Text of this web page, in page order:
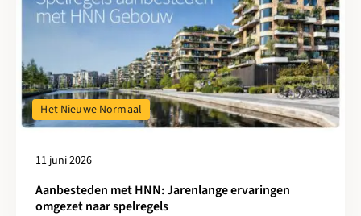
11 juni 2026
Aanbesteden met HNN: Jarenlange ervaringen
omgezet naar spelregels
Het Nieuwe Normaal